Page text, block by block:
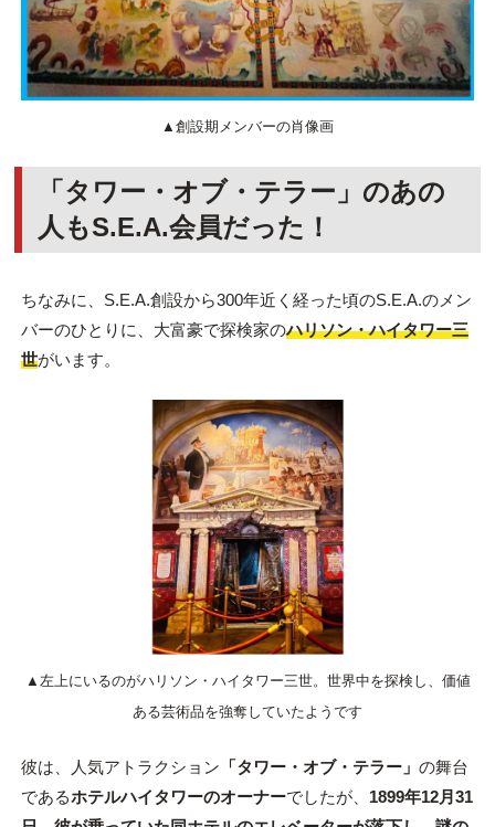
▲創設期メンバーの肖像画
「タワー・オブ・テラー」のあの
人もS.E.A.会員だった！
ちなみに、S.E.A.創設から300年近く経った頃のS.E.A.のメン
バーのひとりに、大富豪で探検家のハリソン・ハイタワー三
世がいます。
▲左上にいるのがハリソン・ハイタワー三世。世界中を探検し、価値
ある芸術品を強奪していたようです
彼は、人気アトラクション 「タワー・オブ・テラー」 の舞台
であるホテルハイタワーのオーナーでしたが、 1899年12月31